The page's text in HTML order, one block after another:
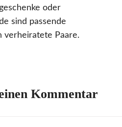
oder
sind passende
verheiratete Paare.
Kommentar